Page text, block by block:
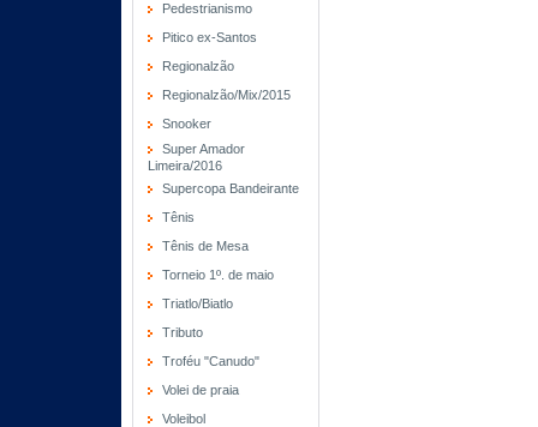
Pedestrianismo
Pitico ex-Santos
Regionalzão
Regionalzão/Mix/2015
Snooker
Super Amador
Limeira/2016
Supercopa Bandeirante
Tênis
Tênis de Mesa
Torneio 1º. de maio
Triatlo/Biatlo
Tributo
Troféu "Canudo"
Volei de praia
Voleibol